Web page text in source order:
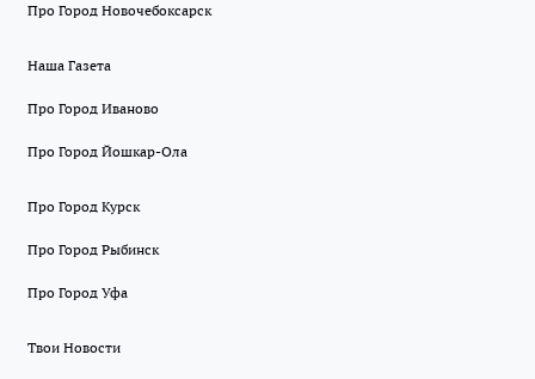
Про Город Новочебоксарск
Наша Газета
Про Город Иваново
Про Город Йошкар-Ола
Про Город Курск
Про Город Рыбинск
Про Город Уфа
Твои Новости